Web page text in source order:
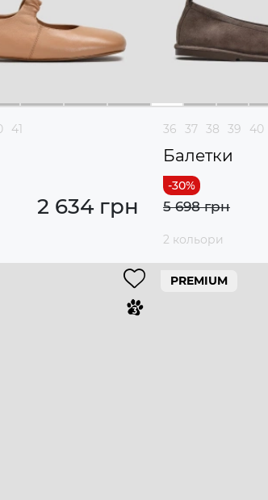
41
2 634 грн
36 37 38 39 40
Балетки
5 698 грн
2 кольори
PREMIUM